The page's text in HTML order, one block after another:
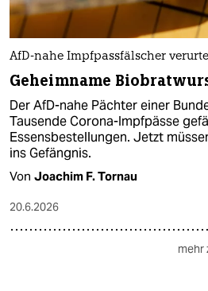
AfD-nahe Impfpassfälscher
Geheimname
Der AfD-nahe Pächter einer
Tausende Corona-Impfpässe
Essensbestellungen. Jetzt
ins Gefängnis.
Von Joachim F. Tornau
20.6.2026
mehr